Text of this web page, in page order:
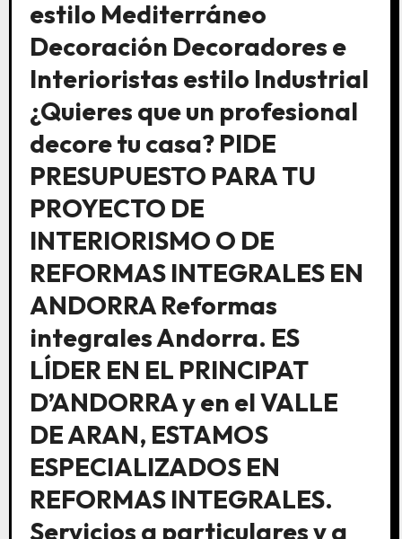
estilo Mediterráneo
Decoración Decoradores e
Interioristas estilo Industrial
¿Quieres que un profesional
decore tu casa? PIDE
PRESUPUESTO PARA TU
PROYECTO DE
INTERIORISMO O DE
REFORMAS INTEGRALES EN
ANDORRA Reformas
integrales Andorra. ES
LÍDER EN EL PRINCIPAT
D’ANDORRA y en el VALLE
DE ARAN, ESTAMOS
ESPECIALIZADOS EN
REFORMAS INTEGRALES.
Servicios a particulares y a